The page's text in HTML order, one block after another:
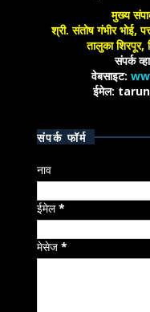
मुख्य
श्री. संतोष गंभीर भोई,
तालुका शिरपूर,
संपर्क
वेबसाइट:
ईमेल:
संपर्क फॉर्म
नाव
ईमेल*
मेसेज*